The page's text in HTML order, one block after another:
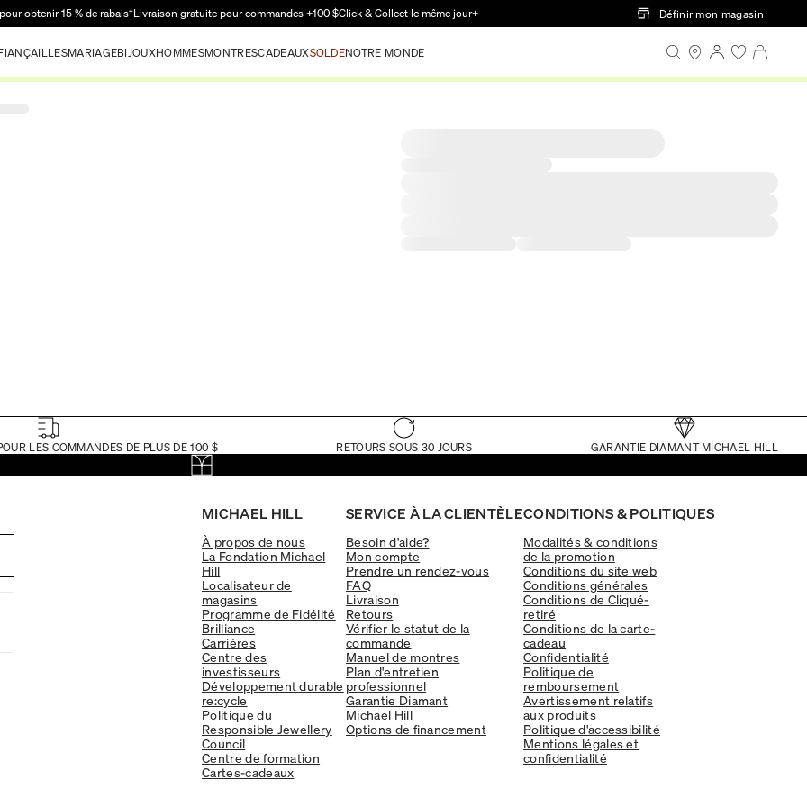
Passer au contenu principal
obtenir 15 % de rabais†Livraison gratuite pour commandes +100 $Click & Collect le même jour+ Définir mon magasin
MARIAGEBIJOUXHOMMESMONTRESCADEAUXSOLDENOTRE MONDE
LES COMMANDES DE PLUS DE 100 $ RETOURS SOUS 30 JOURS GARANTIE DIAMANT MICHAEL HILL
MICHAEL HILL
À propos de nous
La Fondation Michael
Hill
Localisateur de
magasins
Programme de Fidélité
Brilliance
Carrières
Centre des
investisseurs
Développement durable
re:cycle
Politique du
Responsible Jewellery
Council
Centre de formation
Cartes-cadeaux
SERVICE À LA CLIENTÈLE
Besoin d'aide?
Mon compte
Prendre un rendez-vous
FAQ
Livraison
Retours
Vérifier le statut de la
commande
Manuel de montres
Plan d'entretien
professionnel
Garantie Diamant
Michael Hill
Options de financement
CONDITIONS & POLITIQUES
Modalités & conditions
de la promotion
Conditions du site web
Conditions générales
Conditions de Cliqué-
retiré
Conditions de la carte-
cadeau
Confidentialité
Politique de
remboursement
Avertissement relatifs
aux produits
Politique d'accessibilité
Mentions légales et
confidentialité